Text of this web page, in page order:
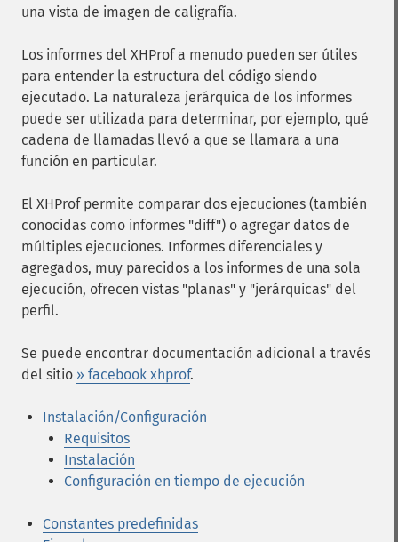
una vista de imagen de caligrafía.
Los informes del XHProf a menudo pueden ser útiles
para entender la estructura del código siendo
ejecutado. La naturaleza jerárquica de los informes
puede ser utilizada para determinar, por ejemplo, qué
cadena de llamadas llevó a que se llamara a una
función en particular.
El XHProf permite comparar dos ejecuciones (también
conocidas como informes "diff") o agregar datos de
múltiples ejecuciones. Informes diferenciales y
agregados, muy parecidos a los informes de una sola
ejecución, ofrecen vistas "planas" y "jerárquicas" del
perfil.
Se puede encontrar documentación adicional a través
del sitio » facebook xhprof.
Instalación/Configuración
Requisitos
Instalación
Configuración en tiempo de ejecución
Constantes predefinidas